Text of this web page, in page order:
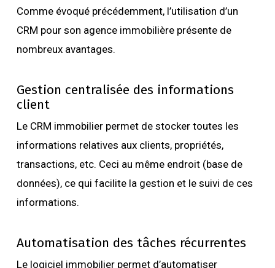
Comme évoqué précédemment, l’utilisation d’un
CRM pour son agence immobilière présente de
nombreux avantages.
Gestion centralisée des informations
client
Le CRM immobilier permet de stocker toutes les
informations relatives aux clients, propriétés,
transactions, etc. Ceci au même endroit (base de
données), ce qui facilite la gestion et le suivi de ces
informations.
Automatisation des tâches récurrentes
Le logiciel immobilier permet d’automatiser